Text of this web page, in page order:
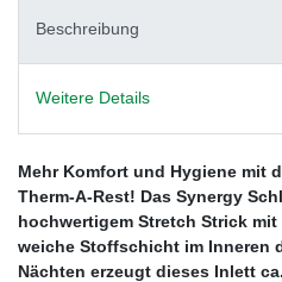
Beschreibung
Weitere Details
Mehr Komfort und Hygiene mit
Therm-A-Rest! Das Synergy
hochwertigem Stretch Strick
weiche Stoffschicht im Inneren
Nächten erzeugt dieses Inlett